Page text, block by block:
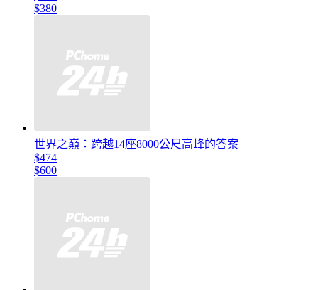
$380
世界之巔：跨越14座8000公尺高峰的答案
$474
$600